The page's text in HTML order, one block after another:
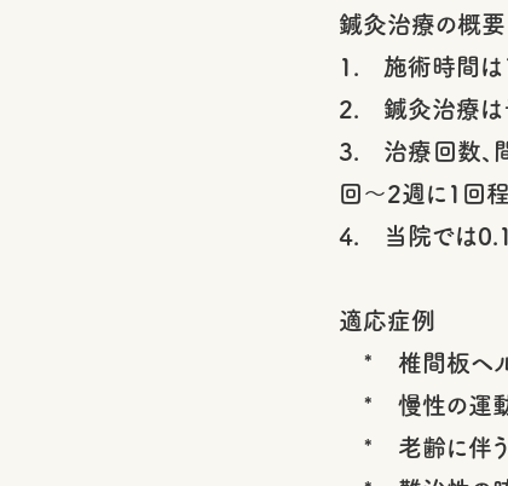
鍼灸治療の概要
1. 施術時間は
2. 鍼灸治療は
3. 治療回数、
回～2週に1回程
4. 当院では
適応症例
* 椎間板ヘル
* 慢性の運
* 老齢に伴う